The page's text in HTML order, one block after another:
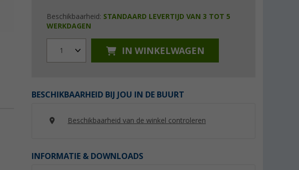
Beschikbaarheid: STANDAARD LEVERTIJD VAN 3 TOT 5
WERKDAGEN
1 IN WINKELWAGEN
BESCHIKBAARHEID BIJ JOU IN DE BUURT
Beschikbaarheid van de winkel controleren
INFORMATIE & DOWNLOADS